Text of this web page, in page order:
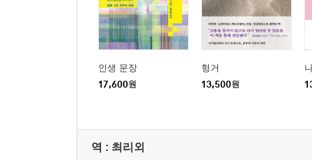
인생 문장
17,600원
헝거
13,500원
역 : 최리외